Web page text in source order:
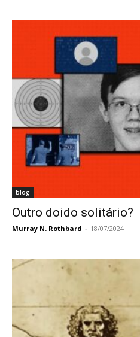
blog
Outro doido solitário?
Murray N. Rothbard - 18/07/2024